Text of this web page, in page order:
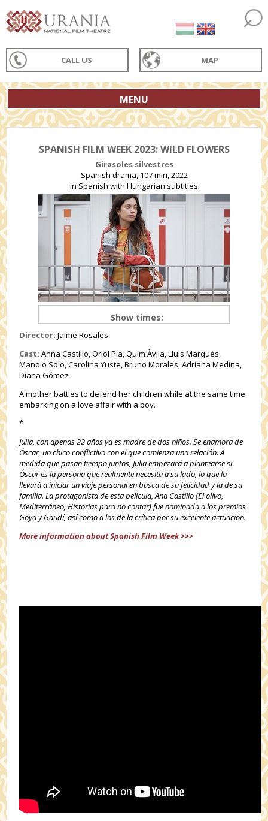
CALL US MAP
MENU
SPANISH FILM WEEK 2023: WILD FLOWERS
Girasoles silvestres
Spanish drama, 107 min, 2022
in Spanish with Hungarian subtitles
Show times:
Director: Jaime Rosales
Cast: Anna Castillo, Oriol Pla, Quim Àvila, Lluís Marquès,
Manolo Solo, Carolina Yuste, Bruno Morales, Adriana Medina,
Diana Gómez
A mother battles to defend her children while at the same time
embarking on a love affair with a boy.
*
Julia, con apenas 22 años ya es madre de dos niños. Se enamora de
Óscar, un chico conflictivo con el que comienza una relación. A
medida que pasan tiempo juntos, Julia empezará a plantearse si
Óscar es la persona que realmente necesita a su lado, lo que la
llevará a iniciar un viaje personal en busca de su felicidad y la de su
familia. La protagonista de esta película, Ana Castillo (El olivo,
Mediterráneo, Historias para no contar) fue nominada a los premios
Goya y Gaudí, así como a los de la crítica por su excelente actuación.
More information about Spanish Film Week >>>